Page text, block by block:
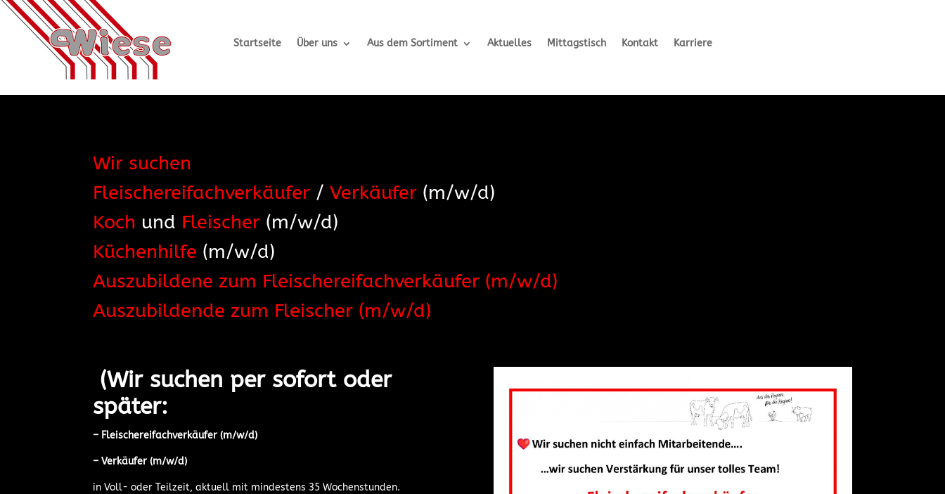
Startseite Über uns Aus dem Sortiment Aktuelles Mittagstisch Kontakt Karriere
Wir suchen
Fleischereifachverkäufer / Verkäufer (m/w/d)
Koch und Fleischer (m/w/d)
Küchenhilfe (m/w/d)
Auszubildene zum Fleischereifachverkäufer (m/w/d)
Auszubildende zum Fleischer (m/w/d)
(Wir suchen per sofort oder
später:
– Fleischereifachverkäufer (m/w/d)
– Verkäufer (m/w/d)
in Voll- oder Teilzeit, aktuell mit mindestens 35 Wochenstunden.